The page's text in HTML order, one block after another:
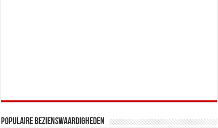
Populaire Bezienswaardigheden